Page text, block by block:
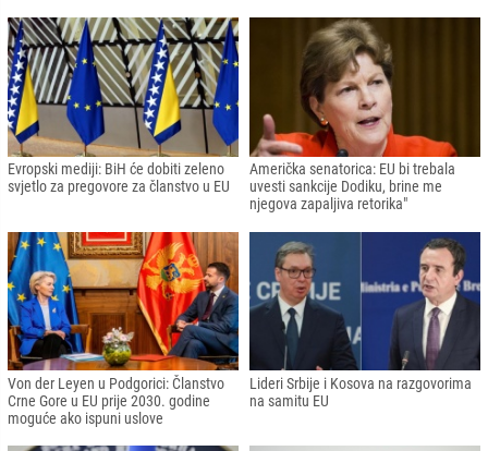
Evropski mediji: BiH će dobiti zeleno
svjetlo za pregovore za članstvo u EU
Američka senatorica: EU bi trebala
uvesti sankcije Dodiku, brine me
njegova zapaljiva retorika"
Von der Leyen u Podgorici: Članstvo
Crne Gore u EU prije 2030. godine
moguće ako ispuni uslove
Lideri Srbije i Kosova na razgovorima
na samitu EU